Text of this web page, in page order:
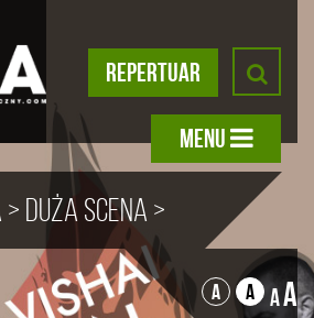
REPERTUAR
MENU
> Duża scena >
> X Koncert A A AA